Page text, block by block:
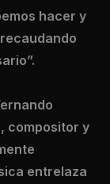
hacer y
compositor y
entrelaza